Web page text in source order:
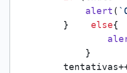
alert (
        }
else{
            }